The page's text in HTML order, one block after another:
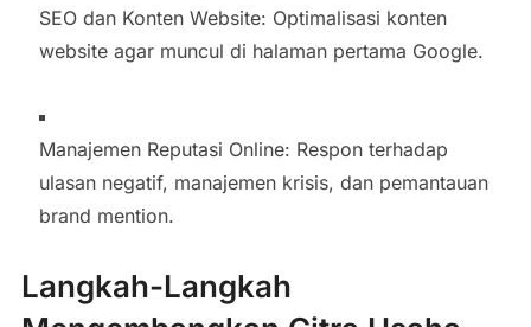
SEO dan Konten Website: Optimalisasi konten
website agar muncul di halaman pertama Google.
Manajemen Reputasi Online: Respon terhadap
ulasan negatif, manajemen krisis, dan pemantauan
brand mention.
Langkah-Langkah